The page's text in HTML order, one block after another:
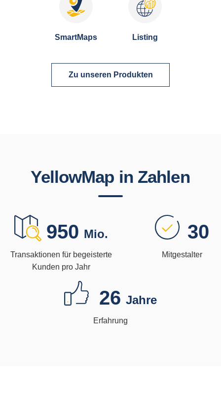
SmartMaps Listing
Zu unseren Produkten
YellowMap in Zahlen
950 Mio.
Transaktionen für begeisterte
Kunden pro Jahr
30
Mitgestalter
26 Jahre
Erfahrung